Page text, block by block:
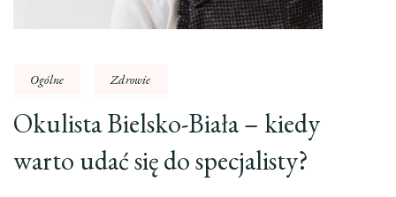
Ogólne Zdrowie
Okulista Bielsko-Biała – kiedy
warto udać się do specjalisty?